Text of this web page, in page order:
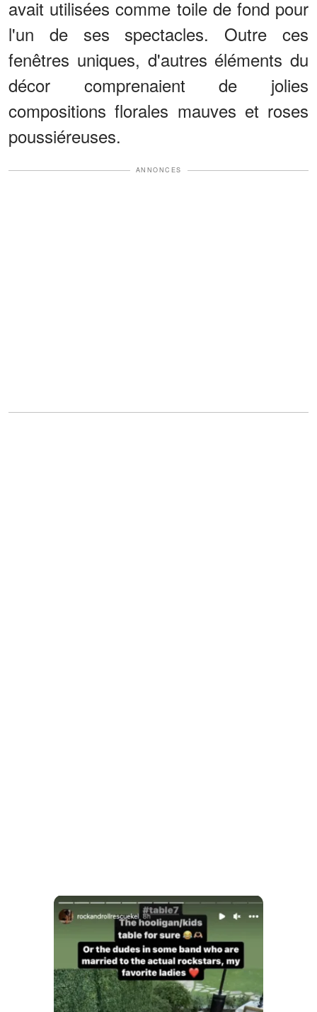
avait utilisées comme toile de fond pour
l'un de ses spectacles. Outre ces
fenêtres uniques, d'autres éléments du
décor comprenaient de jolies
compositions florales mauves et roses
poussiéreuses.
ANNONCES